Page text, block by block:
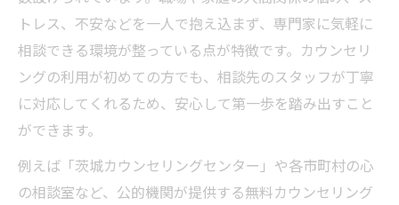
トレス、不安などを一人で抱え込まず、専門家に気軽に
相談できる環境が整っている点が特徴です。カウンセリ
ングの利用が初めての方でも、相談先のスタッフが丁寧
に対応してくれるため、安心して第一歩を踏み出すこと
ができます。
例えば「茨城カウンセリングセンター」や各市町村の心
の相談室など、公的機関が提供する無料カウンセリング